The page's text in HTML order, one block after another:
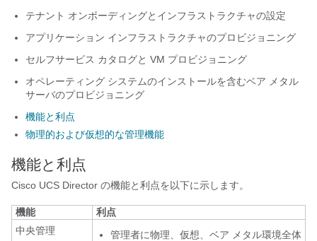
テナント オンボーディングとインフラストラクチャの設定
アプリケーション インフラストラクチャのプロビジョニング
セルフサービス カタログと VM プロビジョニング
オペレーティング システムのインストールを含むベア メタル
サーバのプロビジョニング
機能と利点
物理的および仮想的な管理機能
機能と利点
Cisco UCS Director の機能と利点を以下に示します。
機能
利点
中央管理
管理者に物理、仮想、ベア メタル環境全体